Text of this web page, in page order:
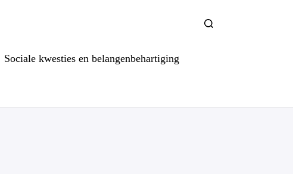
Sociale kwesties en belangenbehartiging